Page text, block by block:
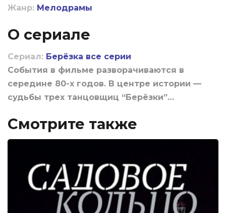
Жанр: Мелодрамы
О сериале
Сериал: Берёзка все серии
События в фильме разворачиваются в
середине 80-х годов. В центре истории —
судьбы трех танцовщиц “Берёзки”…
Смотрите также